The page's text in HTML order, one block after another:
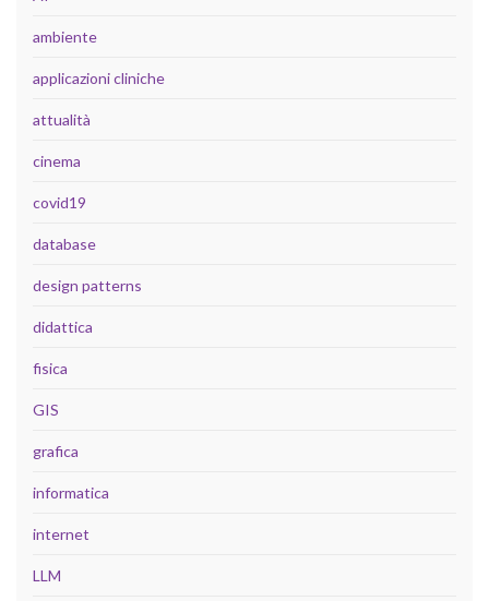
ambiente
applicazioni cliniche
attualità
cinema
covid19
database
design patterns
didattica
fisica
GIS
grafica
informatica
internet
LLM